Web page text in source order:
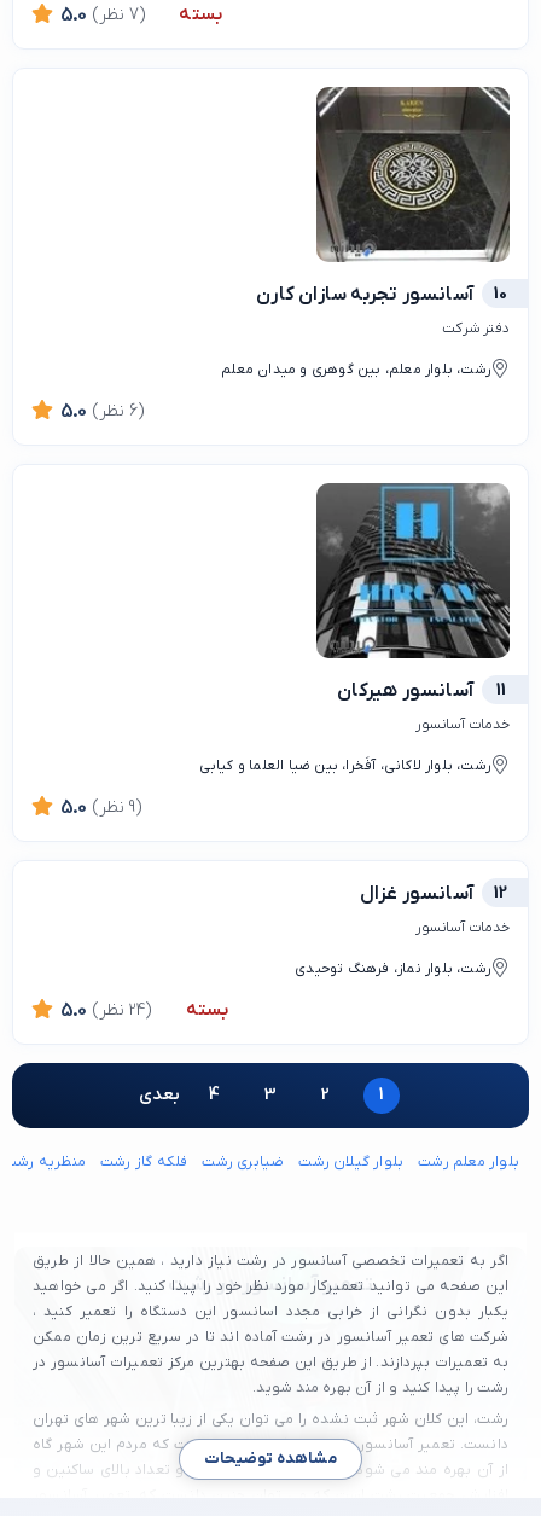
بسته 5.0 (7 نظر)
10 آسانسور تجربه سازان کارن
دفتر شرکت
رشت، بلوار معلم، بین گوهری و میدان معلم
5.0 (6 نظر)
11 آسانسور هیرکان
خدمات آسانسور
رشت، بلوار لاکانی، آفَخرا، بین ضیا العلما و کیابی
5.0 (9 نظر)
12 آسانسور غزال
خدمات آسانسور
رشت، بلوار نماز، فرهنگ توحیدی
بسته 5.0 (24 نظر)
1
2
3
4 بعدی
بلوار معلم رشت بلوار گیلان رشت ضیابری رشت فلکه گاز رشت منظریه رشت
تعمیر آسانسور در رشت
اگر به تعمیرات تخصصی آسانسور در رشت نیاز دارید ، همین حالا از طریق
این صفحه می توانید تعمیرکار مورد نظر خود را پیدا کنید. اگر می خواهید
یکبار بدون نگرانی از خرابی مجدد اسانسور این دستگاه را تعمیر کنید ،
شرکت های تعمیر آسانسور در رشت آماده اند تا در سریع ترین زمان ممکن
به تعمیرات بپردازند. از طریق این صفحه بهترین مرکز تعمیرات آسانسور در
رشت را پیدا کنید و از آن بهره مند شوید.
رشت، این کلان شهر ثبت نشده را می توان یکی از زیبا ترین شهر های تهران
دانست. تعمیر آسانسور رشت نیز یکی از خدماتی ست که مردم این شهر گاه
از آن بهره مند می شود. به دلیل کلان شهر بودن و تعداد بالای ساکنین و
مشاهده توضیحات